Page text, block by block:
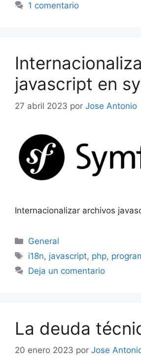
1 comentario
javascript en
27 abril 2023 por Jose Antonio
Internacionalizar archivos
Categorías
General
Etiquetas
i18n, javascript, php,
Deja un comentario
La deuda
20 enero 2023 por Jose